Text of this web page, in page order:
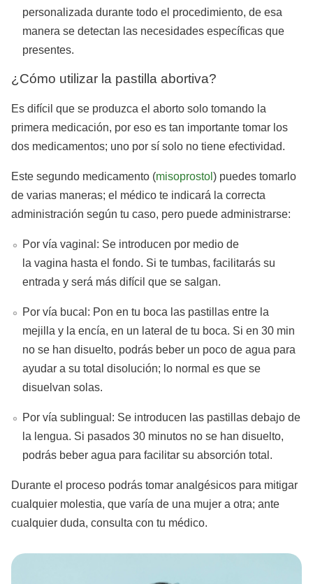
personalizada durante todo el procedimiento, de esa
manera se detectan las necesidades específicas que
presentes.
¿Cómo utilizar la pastilla abortiva?
Es difícil que se produzca el aborto solo tomando la
primera medicación, por eso es tan importante tomar los
dos medicamentos; uno por sí solo no tiene efectividad.
Este segundo medicamento (misoprostol ) puedes tomarlo
de varias maneras; el médico te indicará la correcta
administración según tu caso, pero puede administrarse:
Por vía vaginal: Se introducen por medio de
la vagina hasta el fondo. Si te tumbas, facilitarás su
entrada y será más difícil que se salgan.
Por vía bucal: Pon en tu boca las pastillas entre la
mejilla y la encía, en un lateral de tu boca. Si en 30 min
no se han disuelto, podrás beber un poco de agua para
ayudar a su total disolución; lo normal es que se
disuelvan solas.
Por vía sublingual: Se introducen las pastillas debajo de
la lengua. Si pasados 30 minutos no se han disuelto,
podrás beber agua para facilitar su absorción total.
Durante el proceso podrás tomar analgésicos para mitigar
cualquier molestia, que varía de una mujer a otra; ante
cualquier duda, consulta con tu médico.